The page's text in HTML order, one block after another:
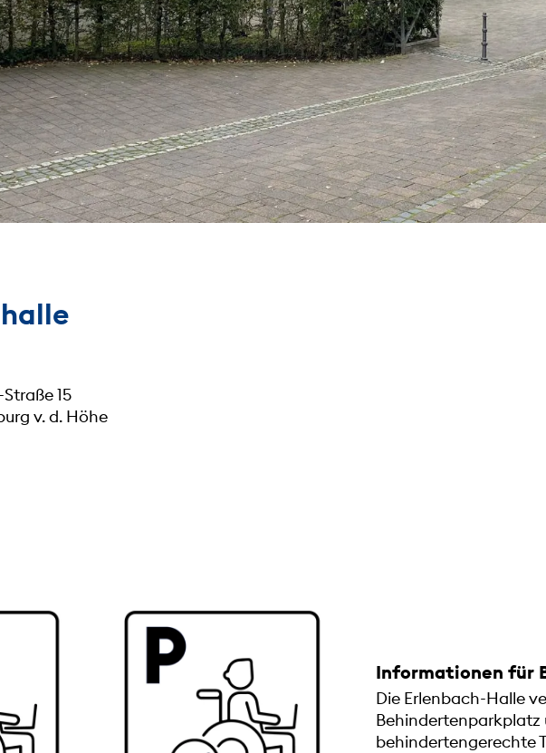
15
v. d. Höhe
Informationen für
Die Erlenbach-Halle
Behindertenparkplatz
behindertengerechte